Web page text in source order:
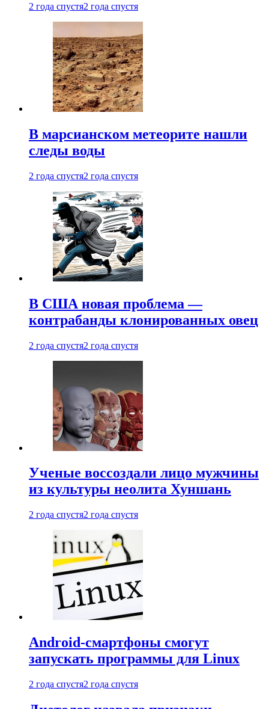
2 года спустя2 года спустя
В марсианском метеорите нашли
следы воды
2 года спустя2 года спустя
В США новая проблема —
контрабанды клонированных овец
2 года спустя2 года спустя
Ученые воссоздали лицо мужчины
из культуры неолита Хуншань
2 года спустя2 года спустя
Android-смартфоны смогут
запускать программы для Linux
2 года спустя2 года спустя